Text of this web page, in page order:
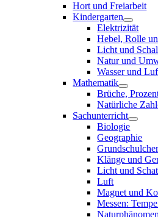
Hort und Freiarbeit
Kindergarten
Elektrizität
Hebel, Rolle
Licht und
Natur und
Wasser und
Mathematik
Brüche,
Natürliche
Sachunterricht
Biologie
Geographie
Klänge und
Licht und
Luft
Magnet und
Messen: